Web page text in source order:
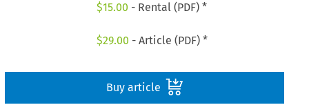
$15.00 - Rental (PDF) *
$29.00 - Article (PDF) *
Buy article